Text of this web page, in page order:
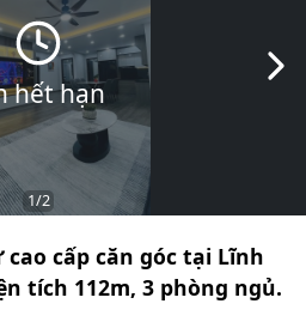
Nam,
3
phòng
ngủ.
hết hạn
1/2
cấp căn góc tại Lĩnh
tích 112m, 3 phòng ngủ.